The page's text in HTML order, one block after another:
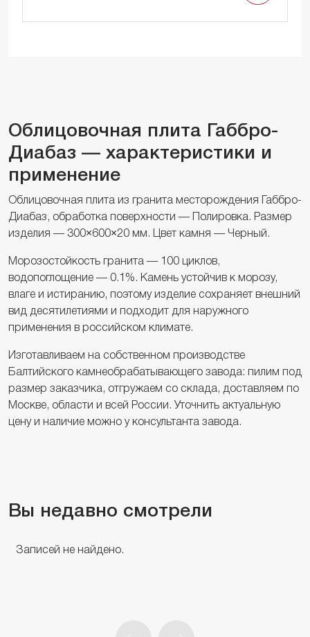
Облицовочная плита Габбро-
Диабаз — характеристики и
применение
Облицовочная плита из гранита месторождения Габбро-
Диабаз, обработка поверхности — Полировка. Размер
изделия — 300×600×20 мм. Цвет камня — Черный.
Морозостойкость гранита — 100 циклов,
водопоглощение — 0.1%. Камень устойчив к морозу,
влаге и истиранию, поэтому изделие сохраняет внешний
вид десятилетиями и подходит для наружного
применения в российском климате.
Изготавливаем на собственном производстве
Балтийского камнеобрабатывающего завода: пилим под
размер заказчика, отгружаем со склада, доставляем по
Москве, области и всей России. Уточнить актуальную
цену и наличие можно у консультанта завода.
Вы недавно смотрели
Записей не найдено.